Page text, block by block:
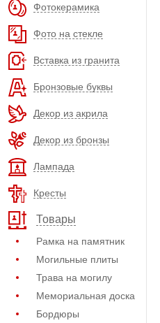
Фотокерамика
Фото на стекле
Вставка из гранита
Бронзовые буквы
Декор из акрила
Декор из бронзы
Лампада
Кресты
Товары
Рамка на памятник
Могильные плиты
Трава на могилу
Мемориальная доска
Бордюры